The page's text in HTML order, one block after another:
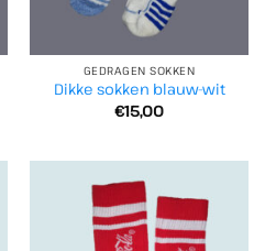
GEDRAGEN SOKKEN
Dikke sokken blauw-wit
€15,00